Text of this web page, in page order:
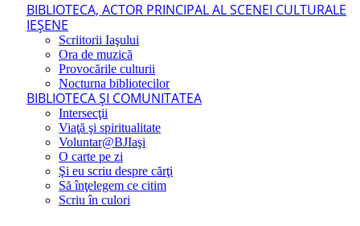
BIBLIOTECA, ACTOR PRINCIPAL AL SCENEI CULTURALE
IEŞENE
Scriitorii Iaşului
Ora de muzică
Provocările culturii
Nocturna bibliotecilor
BIBLIOTECA ŞI COMUNITATEA
Intersecţii
Viaţă şi spiritualitate
Voluntar@BJIaşi
O carte pe zi
Şi eu scriu despre cărţi
Să înţelegem ce citim
Scriu în culori